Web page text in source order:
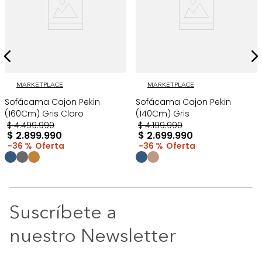
MARKETPLACE
Sofácama Cajon Pekin
(160Cm) Gris Claro
$ 4.499.990
$ 2.899.990
36 %
MARKETPLACE
Sofácama Cajon Pekin
(140Cm) Gris
$ 4.199.990
$ 2.699.990
36 %
Suscríbete a
nuestro Newsletter